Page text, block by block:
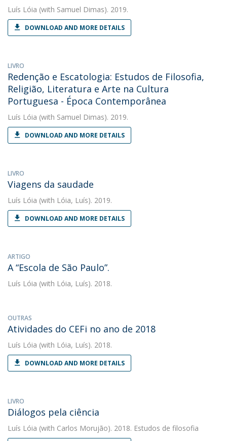
Luís Lóia (with Samuel Dimas). 2019.
DOWNLOAD AND MORE DETAILS
LIVRO
Redenção e Escatologia: Estudos de Filosofia,
Religião, Literatura e Arte na Cultura
Portuguesa - Época Contemporânea
Luís Lóia (with Samuel Dimas). 2019.
DOWNLOAD AND MORE DETAILS
LIVRO
Viagens da saudade
Luís Lóia (with Lóia, Luís). 2019.
DOWNLOAD AND MORE DETAILS
ARTIGO
A “Escola de São Paulo”.
Luís Lóia (with Lóia, Luís). 2018.
OUTRAS
Atividades do CEFi no ano de 2018
Luís Lóia (with Lóia, Luís). 2018.
DOWNLOAD AND MORE DETAILS
LIVRO
Diálogos pela ciência
Luís Lóia (with Carlos Morujão). 2018. Estudos de filosofia